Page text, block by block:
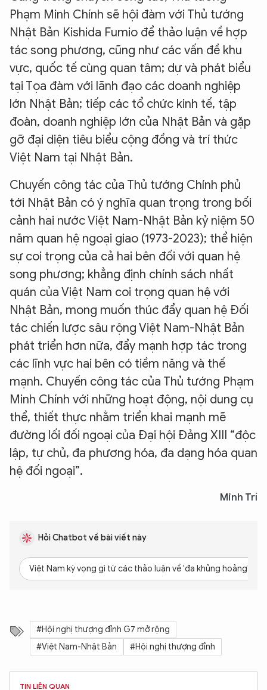
Phạm Minh Chính sẽ hội đàm với Thủ tướng
Nhật Bản Kishida Fumio để thảo luận về hợp
tác song phương, cũng như các vấn đề khu
vực, quốc tế cùng quan tâm; dự và phát biểu
tại Tọa đàm với lãnh đạo các doanh nghiệp
lớn Nhật Bản; tiếp các tổ chức kinh tế, tập
đoàn, doanh nghiệp lớn của Nhật Bản và gặp
gỡ đại diện tiêu biểu cộng đồng và trí thức
Việt Nam tại Nhật Bản.
Chuyến công tác của Thủ tướng Chính phủ
tới Nhật Bản có ý nghĩa quan trọng trong bối
cảnh hai nước Việt Nam-Nhật Bản kỷ niệm 50
năm quan hệ ngoại giao (1973-2023); thể hiện
sự coi trọng của cả hai bên đối với quan hệ
song phương; khẳng định chính sách nhất
quán của Việt Nam coi trọng quan hệ với
Nhật Bản, mong muốn thúc đẩy quan hệ Đối
tác chiến lược sâu rộng Việt Nam-Nhật Bản
phát triển hơn nữa, đẩy mạnh hợp tác trong
các lĩnh vực hai bên có tiềm năng và thế
mạnh. Chuyến công tác của Thủ tướng Phạm
Minh Chính với những hoạt động, nội dung cụ
thể, thiết thực nhằm triển khai mạnh mẽ
đường lối đối ngoại của Đại hội Đảng XIII “độc
lập, tự chủ, đa phương hóa, đa dạng hóa quan
hệ đối ngoại”.
Minh Trí
Hỏi Chatbot về bài viết này
Việt Nam kỳ vọng gì từ các thảo luận về 'đa khủng hoảng' tại
#Hội nghị thượng đỉnh G7 mở rộng
#Việt Nam-Nhật Bản
#Hội nghị thượng đỉnh
TIN LIÊN QUAN